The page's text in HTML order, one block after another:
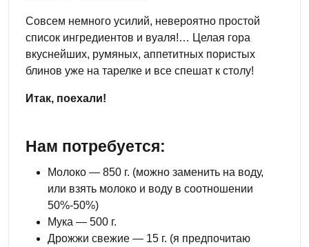
Совсем немного усилий, невероятно простой
список ингредиентов и вуаля!… Целая гора
вкуснейших, румяных, аппетитных пористых
блинов уже на тарелке и все спешат к столу!
Итак, поехали!
Нам потребуется:
Молоко — 850 г. (можно заменить на воду,
или взять молоко и воду в соотношении
50%-50%)
Мука — 500 г.
Дрожжи свежие — 15 г. (я предпочитаю